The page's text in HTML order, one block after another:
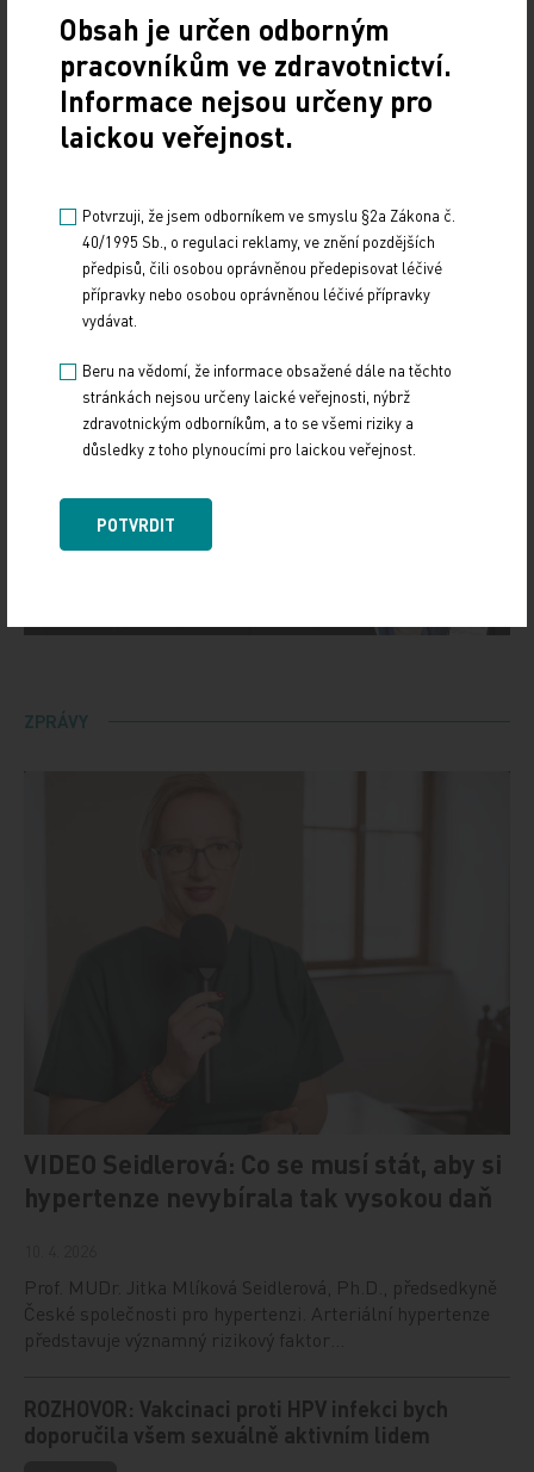
10th Czech-Slovak Congress of Forensic
Medicine
15.-17.04.2026
Hotel Harmony Club, Bedřichov 106, 543
51 Špindlerův Mlýn
NAČÍST DALŠÍ (91)
9 10
Další
ZPRÁVY
VIDEO Seidlerová: Co se musí stát, aby si
hypertenze nevybírala tak vysokou daň
Prof. MUDr. Jitka Mlíková Seidlerová, Ph.D., předsedkyně
České společnosti pro hypertenzi. Arteriální hypertenze
představuje významný rizikový faktor…
ROZHOVOR: Vakcinaci proti HPV infekci bych
doporučila všem sexuálně aktivním lidem
Obsah je určen odborným
pracovníkům ve zdravotnictví.
Informace nejsou určeny pro
laickou veřejnost.
Potvrzuji, že jsem odborníkem ve smyslu §2a Zákona č.
40/1995 Sb., o regulaci reklamy, ve znění pozdějších
předpisů, čili osobou oprávněnou předepisovat léčivé
přípravky nebo osobou oprávněnou léčivé přípravky
vydávat.
Beru na vědomí, že informace obsažené dále na těchto
stránkách nejsou určeny laické veřejnosti, nýbrž
zdravotnickým odborníkům, a to se všemi riziky a
důsledky z toho plynoucími pro laickou veřejnost.
POTVRDIT